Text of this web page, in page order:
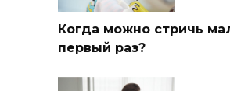
Когда можно стричь
первый раз?